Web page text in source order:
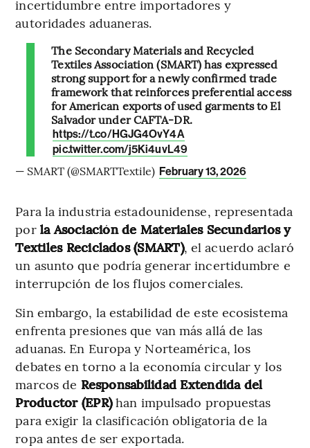
incertidumbre entre importadores y
autoridades aduaneras.
The Secondary Materials and Recycled
Textiles Association (SMART) has expressed
strong support for a newly confirmed trade
framework that reinforces preferential access
for American exports of used garments to El
Salvador under CAFTA-DR.
https://t.co/HGJG4OvY4A
pic.twitter.com/j5Ki4uvL49
— SMART (@SMARTTextile) February 13, 2026
Para la industria estadounidense, representada
por la Asociación de Materiales Secundarios y
Textiles Reciclados (SMART), el acuerdo aclaró
un asunto que podría generar incertidumbre e
interrupción de los flujos comerciales.
Sin embargo, la estabilidad de este ecosistema
enfrenta presiones que van más allá de las
aduanas. En Europa y Norteamérica, los
debates en torno a la economía circular y los
marcos de Responsabilidad Extendida del
Productor (EPR)han impulsado propuestas
para exigir la clasificación obligatoria de la
ropa antes de ser exportada.